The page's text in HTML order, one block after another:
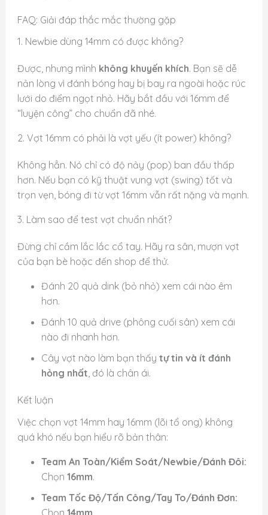
FAQ: Giải đáp thắc mắc thường gặp
1. Newbie dùng 14mm có được không?
Được, nhưng mình không khuyến khích. Bạn sẽ dễ
nản lòng vì đánh bóng hay bị bay ra ngoài hoặc rúc
lưới do điểm ngọt nhỏ. Hãy bắt đầu với 16mm để
“luyện công” cho chuẩn đã nhé.
2. Vợt 16mm có phải là vợt yếu (ít power) không?
Không hẳn. Nó chỉ có độ nảy (pop) ban đầu thấp
hơn. Nếu bạn có kỹ thuật vung vợt (swing) tốt và
trọn vẹn, bóng đi từ vợt 16mm vẫn rất nặng và mạnh.
3. Làm sao để test vợt chuẩn nhất?
Đừng chỉ cầm lắc lắc cổ tay. Hãy ra sân, mượn vợt
của bạn bè hoặc đến shop để thử.
Đánh 20 quả dink (bỏ nhỏ) xem cái nào êm
hơn.
Đánh 10 quả drive (phông cuối sân) xem cái
nào đi nhanh hơn.
Cây vợt nào làm bạn thấy tự tin và ít đánh
hỏng nhất, đó là chân ái.
Kết luận
Việc chọn vợt 14mm hay 16mm (lõi tổ ong) không
quá khó nếu bạn hiểu rõ bản thân:
Team An Toàn/Kiểm Soát/Newbie/Đánh Đôi:
Chọn 16mm.
Team Tốc Độ/Tấn Công/Tay To/Đánh Đơn:
Chọn 14mm